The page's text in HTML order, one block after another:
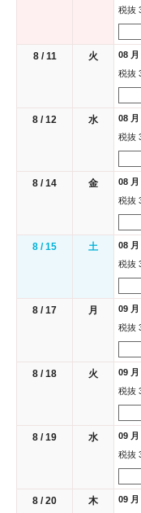
税抜
8 / 11 火
08
税抜
8 / 12 水
08
税抜
8 / 14 金
08
税抜
8 / 15 土
08
税抜
8 / 17 月
09
税抜
8 / 18 火
09
税抜
8 / 19 水
09
税抜
8 / 20 木
09